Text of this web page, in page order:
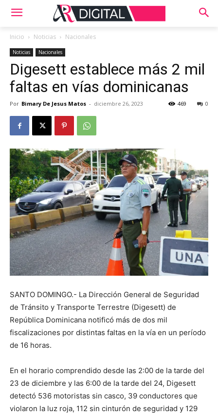
Inicio Noticias Nacionales
Noticias Nacionales
Digesett establece más 2 mil
faltas en vías dominicanas
Por Bimary De Jesus Matos - diciembre 26, 2023 0
469
SANTO DOMINGO.- La Dirección General de Seguridad
de Tránsito y Transporte Terrestre (Digesett) de
República Dominicana notificó más de dos mil
fiscalizaciones por distintas faltas en la vía en un período
de 16 horas.
En el horario comprendido desde las 2:00 de la tarde del
23 de diciembre y las 6:00 de la tarde del 24, Digesett
detectó 536 motoristas sin casco, 39 conductores que
violaron la luz roja, 112 sin cinturón de seguridad y 129